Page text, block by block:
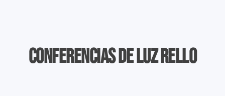
Conferencias de Luz Rello